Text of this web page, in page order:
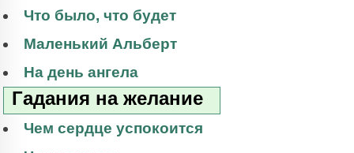
Что было, что будет
Маленький Альберт
На день ангела
Гадания на желание
Чем сердце успокоится